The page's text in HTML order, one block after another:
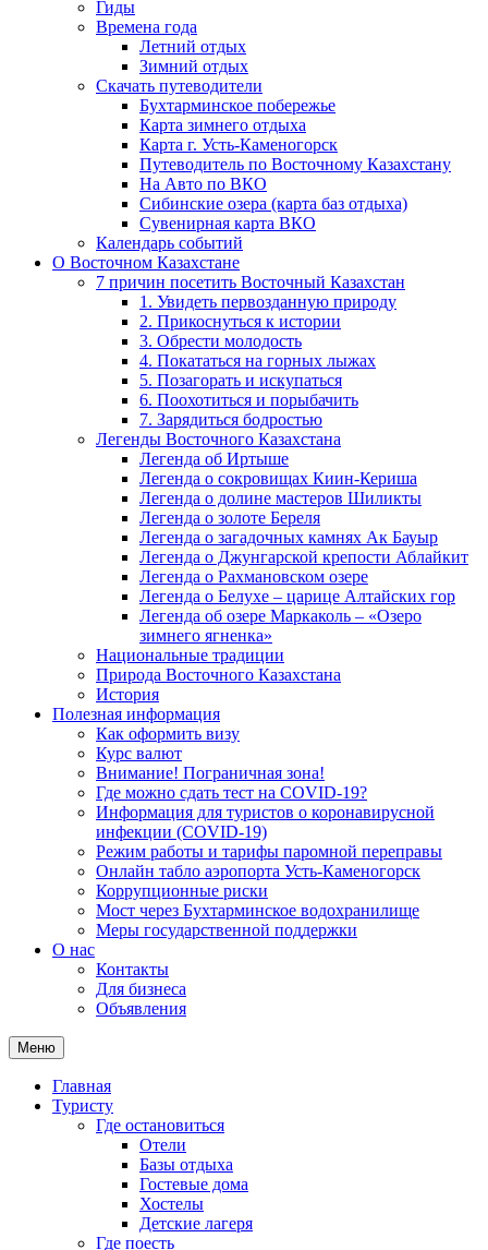
Гиды
Времена года
Летний отдых
Зимний отдых
Скачать путеводители
Бухтарминское побережье
Карта зимнего отдыха
Карта г. Усть-Каменогорск
Путеводитель по Восточному Казахстану
На Авто по ВКО
Сибинские озера (карта баз отдыха)
Сувенирная карта ВКО
Календарь событий
О Восточном Казахстане
7 причин посетить Восточный Казахстан
1. Увидеть первозданную природу
2. Прикоснуться к истории
3. Обрести молодость
4. Покататься на горных лыжах
5. Позагорать и искупаться
6. Поохотиться и порыбачить
7. Зарядиться бодростью
Легенды Восточного Казахстана
Легенда об Иртыше
Легенда о сокровищах Киин-Кериша
Легенда о долине мастеров Шиликты
Легенда о золоте Береля
Легенда о загадочных камнях Ак Бауыр
Легенда о Джунгарской крепости Аблайкит
Легенда о Рахмановском озере
Легенда о Белухе – царице Алтайских гор
Легенда об озере Маркаколь – «Озеро
зимнего ягненка»
Национальные традиции
Природа Восточного Казахстана
История
Полезная информация
Как оформить визу
Курс валют
Внимание! Пограничная зона!
Где можно сдать тест на COVID-19?
Информация для туристов о коронавирусной
инфекции (COVID-19)
Режим работы и тарифы паромной переправы
Онлайн табло аэропорта Усть-Каменогорск
Коррупционные риски
Мост через Бухтарминское водохранилище
Меры государственной поддержки
О нас
Контакты
Для бизнеса
Объявления
Меню
Главная
Туристу
Где остановиться
Отели
Базы отдыха
Гостевые дома
Хостелы
Детские лагеря
Где поесть